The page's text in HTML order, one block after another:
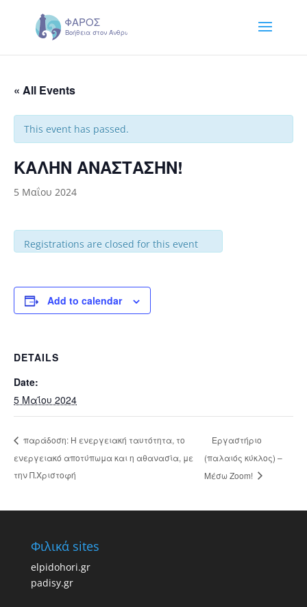
« All Events
This event has passed.
ΚΑΛΗΝ ΑΝΑΣΤΑΣΗΝ!
5 Μαΐου 2024
Registrations are closed for this event
Add to calendar
DETAILS
Date:
5 Μαΐου 2024
παράδοση: Η ενεργειακή ταυτότητα, το
ενεργειακό αποτύπωμα και η αθανασία, με
την Π.Χριστοφή
Εργαστήριο
(παλαιός κύκλος) –
Μέσω Zoom!
Φιλικά sites
elpidohori.gr
padisy.gr